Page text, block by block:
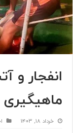
انفجار و
خرداد ۱۸, ۱۴۰۳